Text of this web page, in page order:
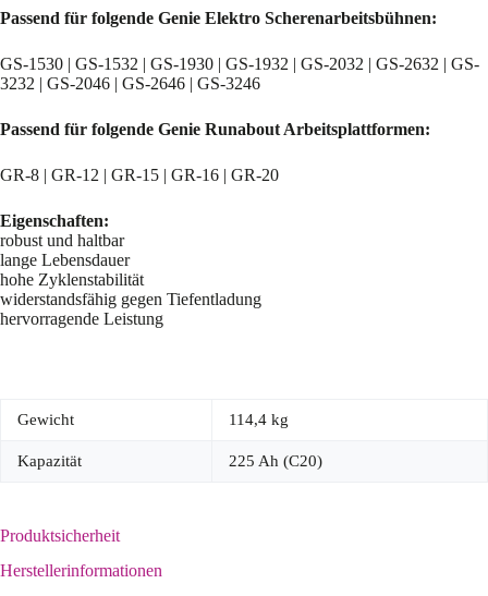
Passend für folgende Genie Elektro Scherenarbeitsbühnen:
GS-1530 | GS-1532 | GS-1930 | GS-1932 | GS-2032 | GS-2632 | GS-
3232 | GS-2046 | GS-2646 | GS-3246
Passend für folgende Genie Runabout Arbeitsplattformen:
GR-8 | GR-12 | GR-15 | GR-16 | GR-20
Eigenschaften:
robust und haltbar
lange Lebensdauer
hohe Zyklenstabilität
widerstandsfähig gegen Tiefentladung
hervorragende Leistung
Gewicht 114,4 kg
Kapazität 225 Ah (C20)
Produktsicherheit
Herstellerinformationen